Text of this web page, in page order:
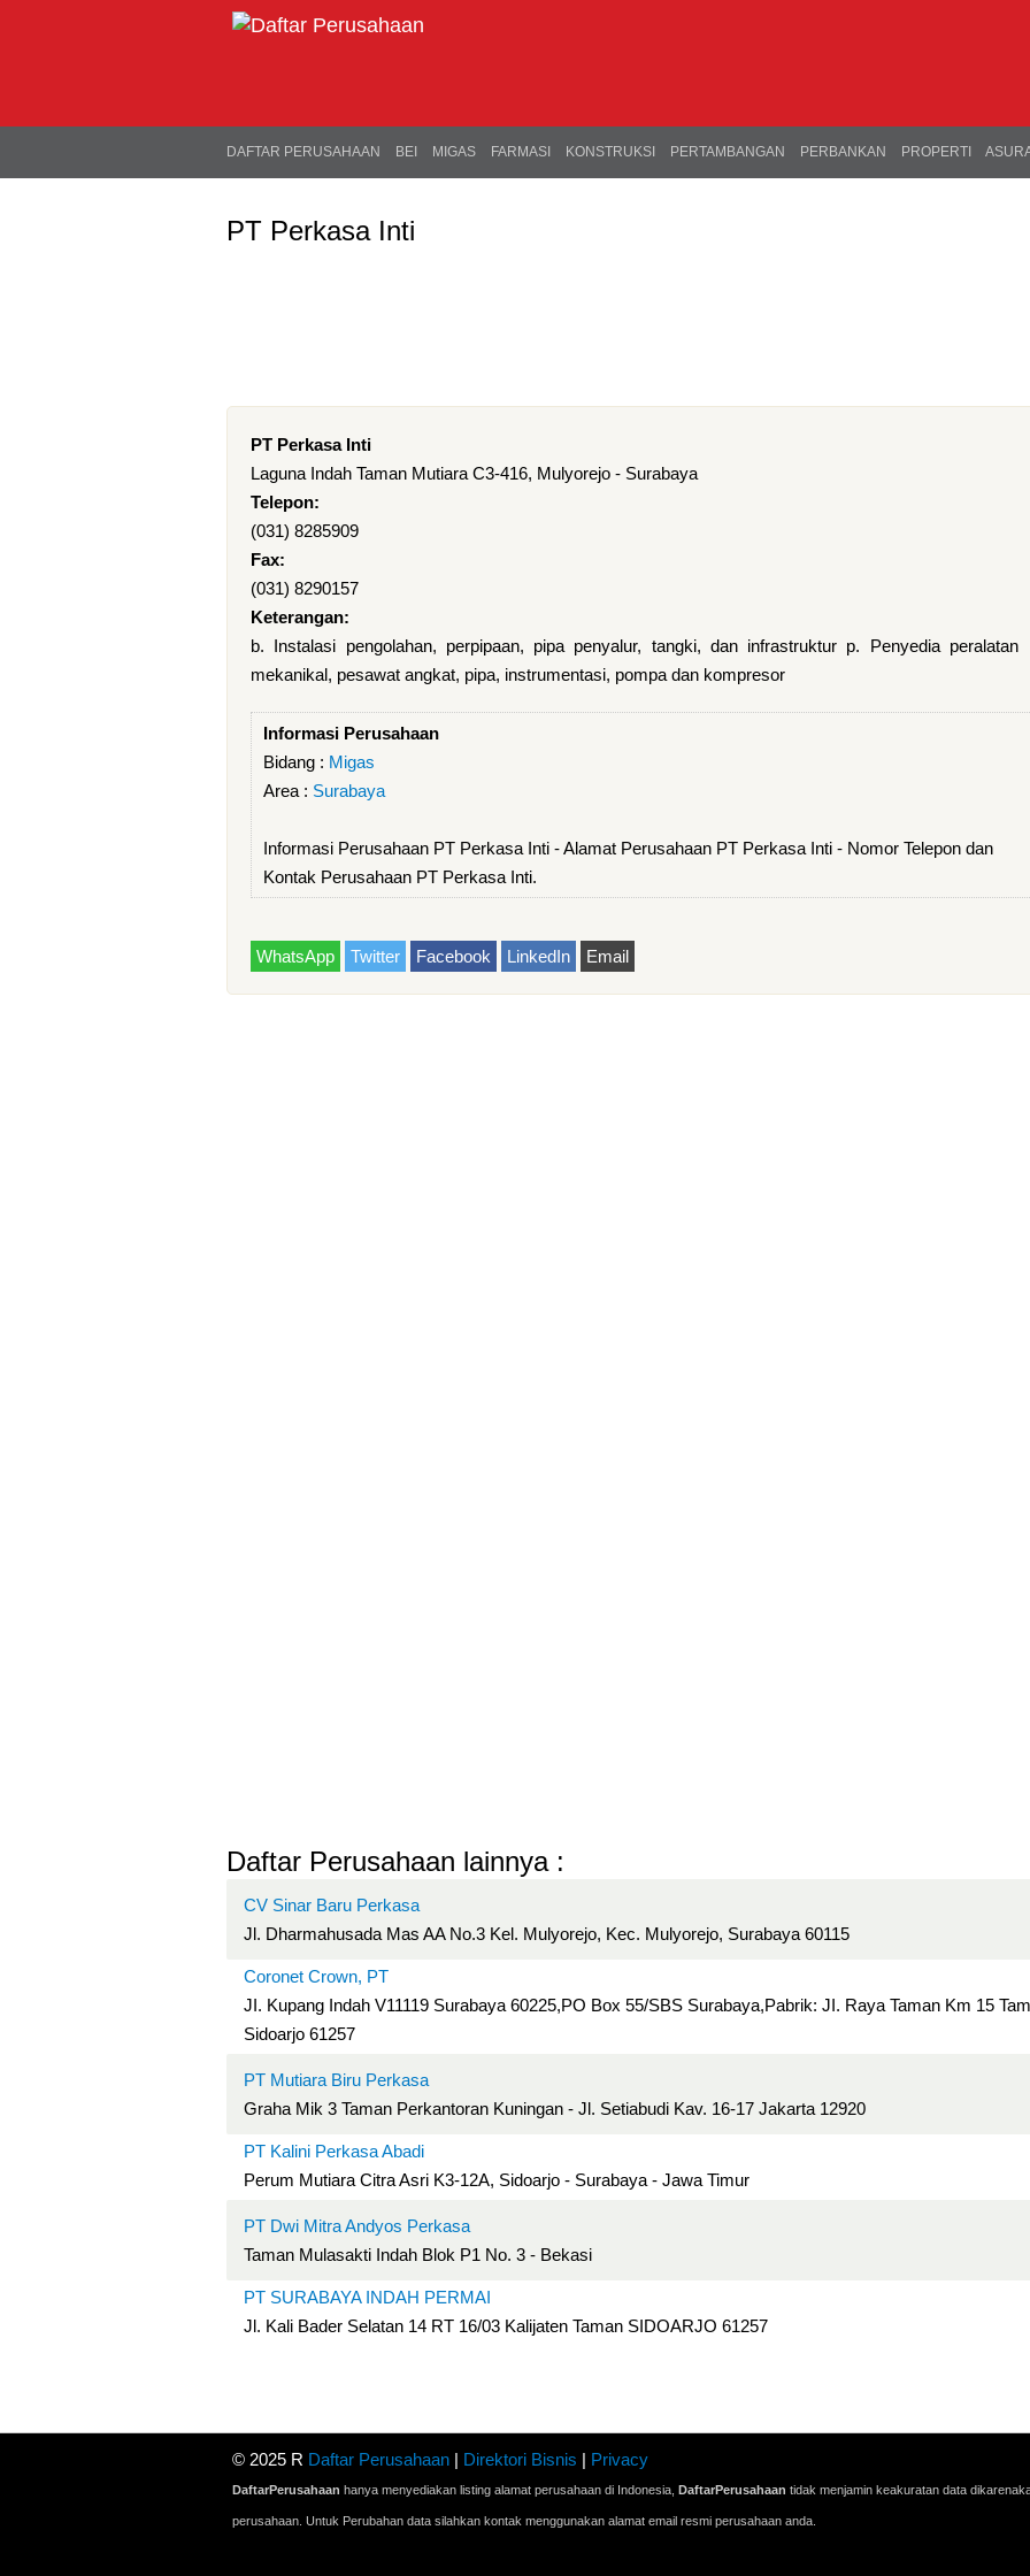
DAFTAR PERUSAHAAN BEI MIGAS FARMASI KONSTRUKSI PERTAMBANGAN PERBANKAN PROPERTI
PT Perkasa Inti
PT Perkasa Inti
Laguna Indah Taman Mutiara C3-416, Mulyorejo - Surabaya
Telepon:
(031) 8285909
Fax:
(031) 8290157
Keterangan:
b. Instalasi pengolahan, perpipaan, pipa penyalur, tangki, dan infrastruktur p. Penyedia peralatan
mekanikal, pesawat angkat, pipa, instrumentasi, pompa dan kompresor
Informasi Perusahaan
Bidang : Migas
Area : Surabaya
Informasi Perusahaan PT Perkasa Inti - Alamat Perusahaan PT Perkasa Inti - Nomor Telepon dan
Kontak Perusahaan PT Perkasa Inti.
WhatsApp Twitter Facebook LinkedIn Email
Daftar Perusahaan lainnya :
CV Sinar Baru Perkasa
Jl. Dharmahusada Mas AA No.3 Kel. Mulyorejo, Kec. Mulyorejo, Surabaya 60115
Coronet Crown, PT
JI. Kupang Indah V11119 Surabaya 60225,PO Box 55/SBS Surabaya,Pabrik: JI. Raya Taman Km 15
Sidoarjo 61257
PT Mutiara Biru Perkasa
Graha Mik 3 Taman Perkantoran Kuningan - Jl. Setiabudi Kav. 16-17 Jakarta 12920
PT Kalini Perkasa Abadi
Perum Mutiara Citra Asri K3-12A, Sidoarjo - Surabaya - Jawa Timur
PT Dwi Mitra Andyos Perkasa
Taman Mulasakti Indah Blok P1 No. 3 - Bekasi
PT SURABAYA INDAH PERMAI
Jl. Kali Bader Selatan 14 RT 16/03 Kalijaten Taman SIDOARJO 61257
© 2025 R Daftar Perusahaan | Direktori Bisnis | Privacy
DaftarPerusahaan hanya menyediakan listing alamat perusahaan di Indonesia, DaftarPerusahaan tidak menjamin keakuratan data
perusahaan. Untuk Perubahan data silahkan kontak menggunakan alamat email resmi perusahaan anda.